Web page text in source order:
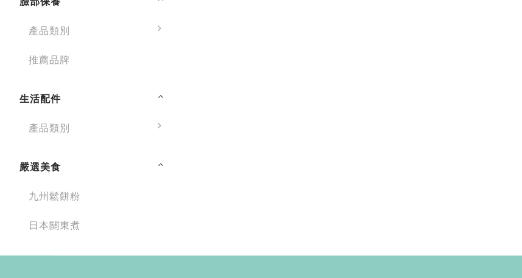
產品類別
推薦品牌
生活配件
產品類別
嚴選美食
九州鬆餅粉
日本關東煮